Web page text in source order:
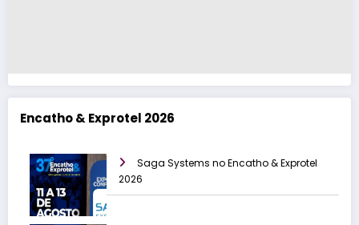
Encatho & Exprotel 2026
Saga Systems no Encatho & Exprotel
2026